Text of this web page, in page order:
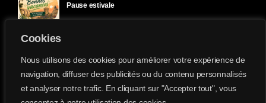
Cookies
Nous utilisons des cookies pour améliorer votre expérience de
navigation, diffuser des publicités ou du contenu personnalisés
et analyser notre trafic. En cliquant sur "Accepter tout", vous
Pause estivale
Ici l’Ombre – mardi 28 juillet